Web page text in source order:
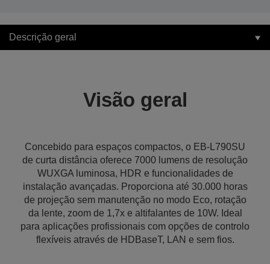
Descrição geral
Visão geral
Concebido para espaços compactos, o EB-L790SU
de curta distância oferece 7000 lumens de resolução
WUXGA luminosa, HDR e funcionalidades de
instalação avançadas. Proporciona até 30.000 horas
de projeção sem manutenção no modo Eco, rotação
da lente, zoom de 1,7x e altifalantes de 10W. Ideal
para aplicações profissionais com opções de controlo
flexíveis através de HDBaseT, LAN e sem fios.